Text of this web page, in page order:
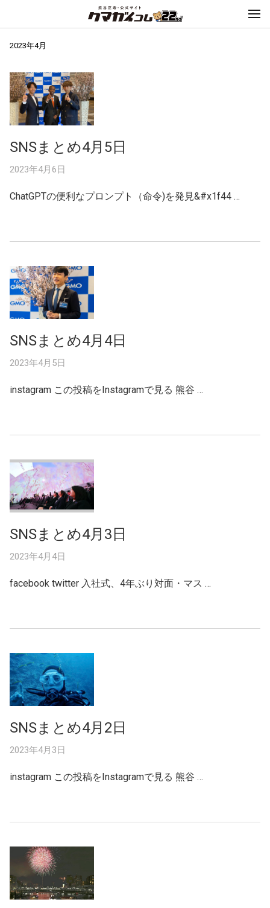
2023年4月
SNSまとめ4月5日
2023年4月6日
ChatGPTの便利なプロンプト（命令)を発見&#x1f44 …
SNSまとめ4月4日
2023年4月5日
instagram この投稿をInstagramで見る 熊谷 …
SNSまとめ4月3日
2023年4月4日
facebook twitter 入社式、4年ぶり対面・マス …
SNSまとめ4月2日
2023年4月3日
instagram この投稿をInstagramで見る 熊谷 …